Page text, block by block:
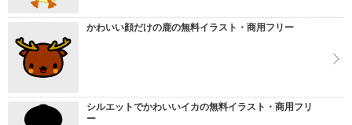
かわいい顔だけの鹿の無料イラスト・商用フリー
シルエットでかわいいイカの無料イラスト・商用フリ
ー